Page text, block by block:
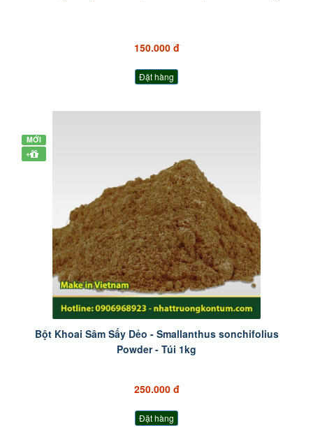
150.000 đ
Đặt hàng
MỚI
+
Bột Khoai Sâm Sấy Dẻo - Smallanthus sonchifolius
Powder - Túi 1kg
250.000 đ
Đặt hàng